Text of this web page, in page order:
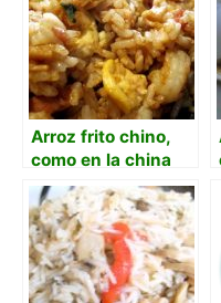
Arroz frito chino,
como en la china